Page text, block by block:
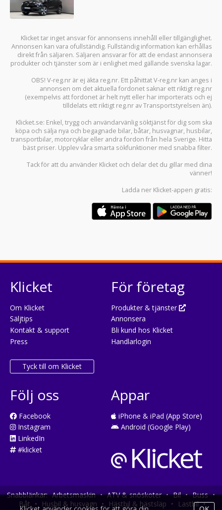
Klicket tar inget ansvar för annonsens innehåll eller tillgänglighet.
Annonsen kan vara ofullständig. Fullständig information kan erhållas
direkt från säljaren. Säljaren ansvarar för att de endast annonsera
produkter och tjänster som är i enlighet med gällande svenska lagar.
OBS! V-reg.nr är ej äkta reg.nr. Ett påhittat V-reg.nr kan anges i
annonsen om det aktuella fordonet saknar ett riktigt reg.nr
(exempelvis att fordonet är helt nytt eller har importerats och ej
tilldelats ett riktigt reg.nr av Transportstyrelsen än).
Klicket.se: Enkel, trygg och användarvänlig söktjänst för dig som ska
köpa och sälja nya och begagnade bilar, båtar, husvagnar, husbilar,
transportbilar, motorcyklar eller andra fordon från hela Sverige. Hitta
bäst priser. Upplev våra smarta sökfunktioner med snabba filter.
Tack för att du använder Klicket och delar det du gillar med dina
vänner!
Ladda ner Klicket-appen gratis:
Klicket
Om Klicket
Säljtips
Kontakt & support
Press
Tyck till om Klicket
För företag
Produkter & tjänster
Annonsera
Bli kund hos Klicket
Handlarlogin
Följ oss
Facebook
Instagram
LinkedIn
#klicket
Appar
iPhone & iPad (App Store)
Android (Google Play)
Snabblänkar: Arbetsmaskin • ATV & snöskoter • Bil • Buss •
Båt • Husbil & husvagn • Hästbil & hästsläp • Lastbil •